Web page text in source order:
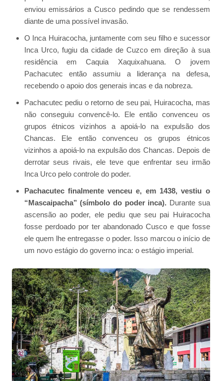
enviou emissários a Cusco pedindo que se rendessem
diante de uma possível invasão.
O Inca Huiracocha, juntamente com seu filho e sucessor
Inca Urco, fugiu da cidade de Cuzco em direção à sua
residência em Caquia Xaquixahuana. O jovem
Pachacutec então assumiu a liderança na defesa,
recebendo o apoio dos generais incas e da nobreza.
Pachacutec pediu o retorno de seu pai, Huiracocha, mas
não conseguiu convencê-lo. Ele então convenceu os
grupos étnicos vizinhos a apoiá-lo na expulsão dos
Chancas. Ele então convenceu os grupos étnicos
vizinhos a apoiá-lo na expulsão dos Chancas. Depois de
derrotar seus rivais, ele teve que enfrentar seu irmão
Inca Urco pelo controle do poder.
Pachacutec finalmente venceu e, em 1438, vestiu o
“Mascaipacha” (símbolo do poder inca). Durante sua
ascensão ao poder, ele pediu que seu pai Huiracocha
fosse perdoado por ter abandonado Cusco e que fosse
ele quem lhe entregasse o poder. Isso marcou o início de
um novo estágio do governo inca: o estágio imperial.